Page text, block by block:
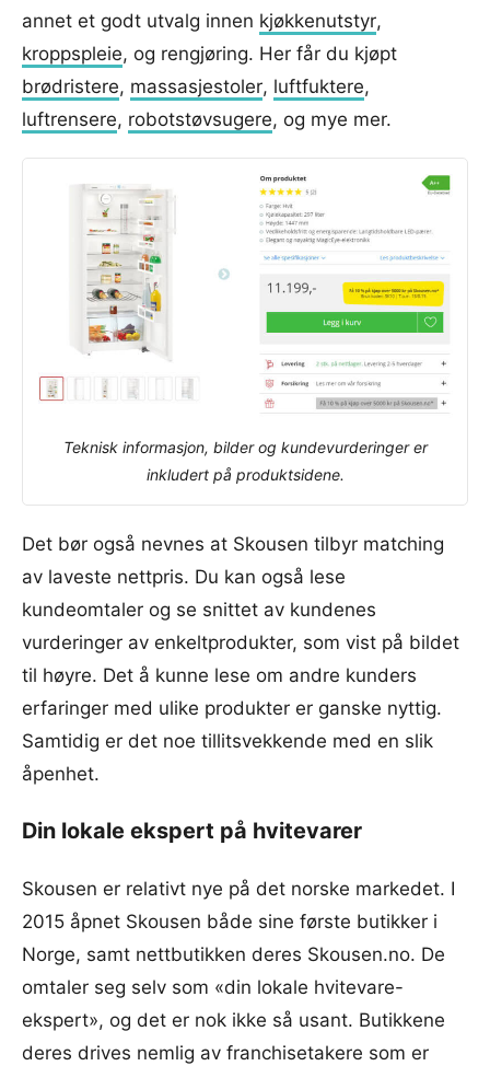
annet et godt utvalg innen kjøkkenutstyr,
kroppspleie, og rengjøring. Her får du kjøpt
brødristere, massasjestoler, luftfuktere,
luftrensere, robotstøvsugere, og mye mer.
Teknisk informasjon, bilder og kundevurderinger er
inkludert på produktsidene.
Det bør også nevnes at Skousen tilbyr matching
av laveste nettpris. Du kan også lese
kundeomtaler og se snittet av kundenes
vurderinger av enkeltprodukter, som vist på bildet
til høyre. Det å kunne lese om andre kunders
erfaringer med ulike produkter er ganske nyttig.
Samtidig er det noe tillitsvekkende med en slik
åpenhet.
Din lokale ekspert på hvitevarer
Skousen er relativt nye på det norske markedet. I
2015 åpnet Skousen både sine første butikker i
Norge, samt nettbutikken deres Skousen.no. De
omtaler seg selv som «din lokale hvitevare-
ekspert», og det er nok ikke så usant. Butikkene
deres drives nemlig av franchisetakere som er